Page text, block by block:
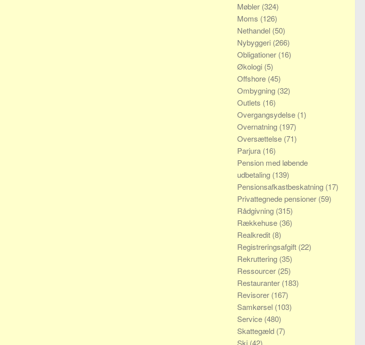
Møbler (324)
Moms (126)
Nethandel (50)
Nybyggeri (266)
Obligationer (16)
Økologi (5)
Offshore (45)
Ombygning (32)
Outlets (16)
Overgangsydelse (1)
Overnatning (197)
Oversættelse (71)
Parjura (16)
Pension med løbende
udbetaling (139)
Pensionsafkastbeskatning (17)
Privattegnede pensioner (59)
Rådgivning (315)
Rækkehuse (36)
Realkredit (8)
Registreringsafgift (22)
Rekruttering (35)
Ressourcer (25)
Restauranter (183)
Revisorer (167)
Samkørsel (103)
Service (480)
Skattegæld (7)
Ski (42)